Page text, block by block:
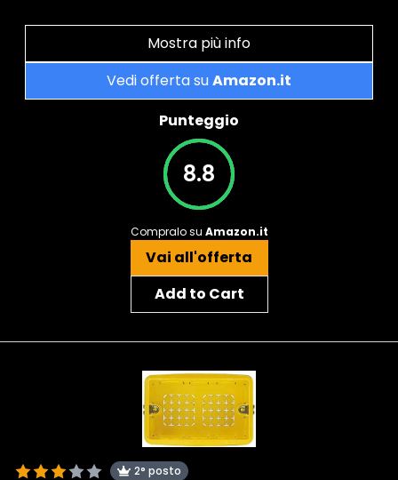
Mostra più info
Vedi offerta suAmazon.it
Punteggio
8.8
Compralo su Amazon.it
Vai all'offerta
Add to Cart
2° posto